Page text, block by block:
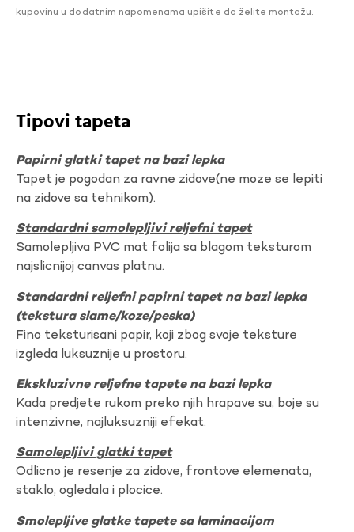
kupovinu u dodatnim napomenama upišite da želite montažu.
Tipovi tapeta
Papirni glatki tapet na bazi lepka
Tapet je pogodan za ravne zidove(ne moze se lepiti
na zidove sa tehnikom).
Standardni samolepljivi reljefni tapet
Samolepljiva PVC mat folija sa blagom teksturom
najslicnijoj canvas platnu.
Standardni reljefni papirni tapet na bazi lepka
(tekstura slame/koze/peska)
Fino teksturisani papir, koji zbog svoje teksture
izgleda luksuznije u prostoru.
Ekskluzivne reljefne tapete na bazi lepka
Kada predjete rukom preko njih hrapave su, boje su
intenzivne, najluksuzniji efekat.
Samolepljivi glatki tapet
Odlicno je resenje za zidove, frontove elemenata,
staklo, ogledala i plocice.
Smolepljive glatke tapete sa laminacijom